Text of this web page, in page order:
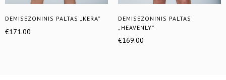
DEMISEZONINIS PALTAS „KERA”
€171.00
DEMISEZONINIS PALTAS
„HEAVENLY”
€169.00